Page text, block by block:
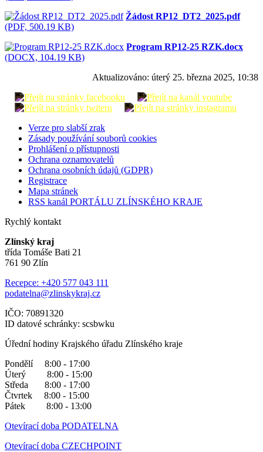
Žádost RP12_DT2_2025.pdf
(PDF, 500.19 KB)
Program RP12-25 RZK.docx
(DOCX, 104.19 KB)
Aktualizováno: úterý 25. března 2025, 10:38
Verze pro slabší zrak
Zásady používání souborů cookies
Prohlášení o přístupnosti
Ochrana oznamovatelů
Ochrana osobních údajů (GDPR)
Registrace
Mapa stránek
RSS kanál PORTÁLU ZLÍNSKÉHO KRAJE
Rychlý kontakt
Zlínský kraj
třída Tomáše Bati 21
761 90 Zlín
Recepce: +420 577 043 111
podatelna@zlinskykraj.cz
IČO: 70891320
ID datové schránky: scsbwku
Úřední hodiny Krajského úřadu Zlínského kraje
Pondělí 8:00 - 17:00
Úterý 8:00 - 15:00
Středa 8:00 - 17:00
Čtvrtek 8:00 - 15:00
Pátek 8:00 - 13:00
Otevírací doba PODATELNA
Otevírací doba CZECHPOINT